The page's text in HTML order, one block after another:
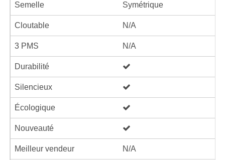
Semelle Symétrique
Cloutable N/A
3 PMS N/A
Durabilité
Silencieux
Écologique
Nouveauté
Meilleur vendeur N/A